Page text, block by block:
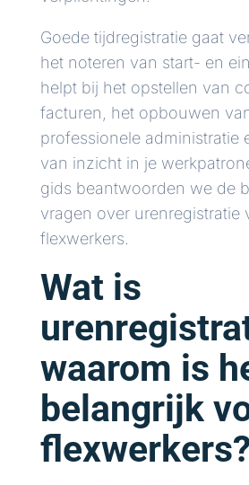
Goede tijdregistratie gaat
het noteren van start- en
helpt bij het opstellen van
facturen, het opbouwen
professionele administratie
van inzicht in je
gids beantwoorden we de
vragen over urenregistratie
flexwerkers.
Wat is
waarom is
belangrijk
flexwerkers?